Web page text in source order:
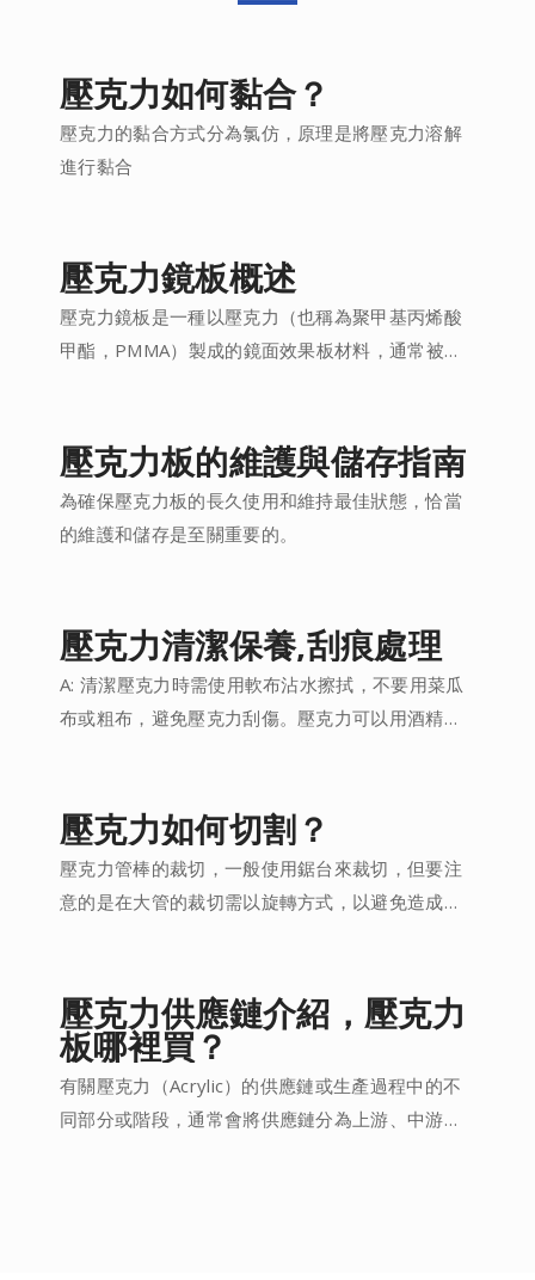
壓克力如何黏合？
壓克力的黏合方式分為氯仿，原理是將壓克力溶解
進行黏合
壓克力鏡板概述
壓克力鏡板是一種以壓克力（也稱為聚甲基丙烯酸
甲酯，PMMA）製成的鏡面效果板材料，通常被用
壓克力板的維護與儲存指南
為確保壓克力板的長久使用和維持最佳狀態，恰當
的維護和儲存是至關重要的。
壓克力清潔保養,刮痕處理
A: 清潔壓克力時需使用軟布沾水擦拭，不要用菜瓜
布或粗布，避免壓克力刮傷。壓克力可以用酒精擦
力有輕微的刮痕，可以使用「美國NOVUS若魔術」
處理，它是一種去除劑、清潔劑、保養劑，可以擦
拭掉小刮傷，讓壓克力恢復透明光亮，但不能使用
在光學鏡片。若刮痕很深，建議以布輪拋光處理。
一些回收料，這是有造成壓克力黃化的可能，若已
經發生黃化，代表已經變質，無法使用清潔方式來
處理，建議重新購買。
壓克力如何切割？
壓克力管棒的裁切，一般使用鋸台來裁切，但要注
意的是在大管的裁切需以旋轉方式，以避免造成破
割畫到板一半的厚度溝槽後，再沿著桌邊以扳開的
方式折斷壓克力板。若需裁切較厚的壓克力板，建
議尋求專業的壓克力加工廠。
壓克力供應鏈介紹，壓克力
板哪裡買？
有關壓克力（Acrylic）的供應鏈或生產過程中的不
同部分或階段，通常會將供應鏈分為上游、中游和